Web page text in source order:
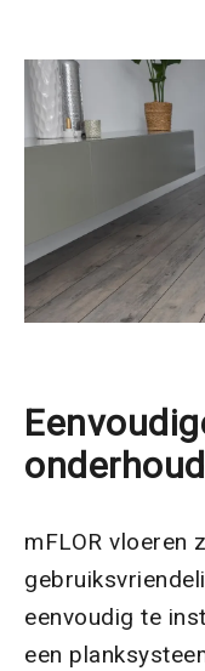
onderhoud
mFLOR vloeren
eenvoudig te
een